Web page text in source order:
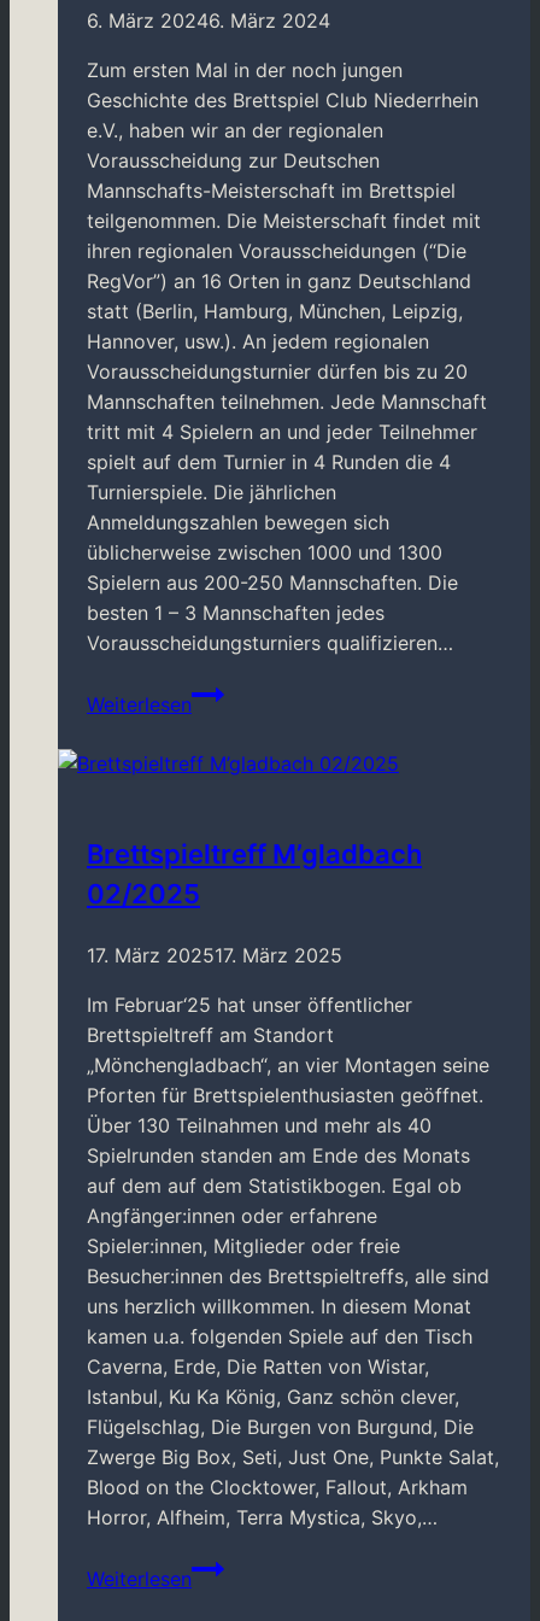
6. März 20246. März 2024
Zum ersten Mal in der noch jungen
Geschichte des Brettspiel Club Niederrhein
e.V., haben wir an der regionalen
Vorausscheidung zur Deutschen
Mannschafts-Meisterschaft im Brettspiel
teilgenommen. Die Meisterschaft findet mit
ihren regionalen Vorausscheidungen (“Die
RegVor”) an 16 Orten in ganz Deutschland
statt (Berlin, Hamburg, München, Leipzig,
Hannover, usw.). An jedem regionalen
Vorausscheidungsturnier dürfen bis zu 20
Mannschaften teilnehmen. Jede Mannschaft
tritt mit 4 Spielern an und jeder Teilnehmer
spielt auf dem Turnier in 4 Runden die 4
Turnierspiele. Die jährlichen
Anmeldungszahlen bewegen sich
üblicherweise zwischen 1000 und 1300
Spielern aus 200-250 Mannschaften. Die
besten 1 – 3 Mannschaften jedes
Vorausscheidungsturniers qualifizieren…
Weiterlesen
RegVor
zur
DMMiB
2024
Brettspieltreff M’gladbach
02/2025
17. März 202517. März 2025
Im Februar‘25 hat unser öffentlicher
Brettspieltreff am Standort
„Mönchengladbach“, an vier Montagen seine
Pforten für Brettspielenthusiasten geöffnet.
Über 130 Teilnahmen und mehr als 40
Spielrunden standen am Ende des Monats
auf dem auf dem Statistikbogen. Egal ob
Angfänger:innen oder erfahrene
Spieler:innen, Mitglieder oder freie
Besucher:innen des Brettspieltreffs, alle sind
uns herzlich willkommen. In diesem Monat
kamen u.a. folgenden Spiele auf den Tisch
Caverna, Erde, Die Ratten von Wistar,
Istanbul, Ku Ka König, Ganz schön clever,
Flügelschlag, Die Burgen von Burgund, Die
Zwerge Big Box, Seti, Just One, Punkte Salat,
Blood on the Clocktower, Fallout, Arkham
Horror, Alfheim, Terra Mystica, Skyo,…
Weiterlesen
Brettspieltreff
M’gladbach